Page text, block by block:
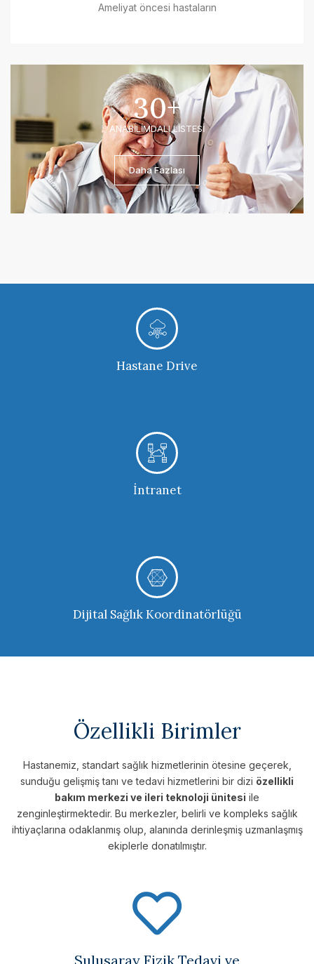
Ameliyat öncesi hastaların
ANABİLİMDALI LİSTESİ
30+
Daha Fazlası
Hastane Drive
DAHA FAZLA
İntranet
DAHA FAZLA
Dijital Sağlık Koordinatörlüğü
DAHA FAZLA
Özellikli Birimler
Hastanemiz, standart sağlık hizmetlerinin ötesine geçerek,
sunduğu gelişmiş tanı ve tedavi hizmetlerini bir dizi özellikli
bakım merkezi ve ileri teknoloji ünitesi ile
zenginleştirmektedir. Bu merkezler, belirli ve kompleks sağlık
ihtiyaçlarına odaklanmış olup, alanında derinleşmiş uzmanlaşmış
ekiplerle donatılmıştır.
Sulusaray Fizik Tedavi ve